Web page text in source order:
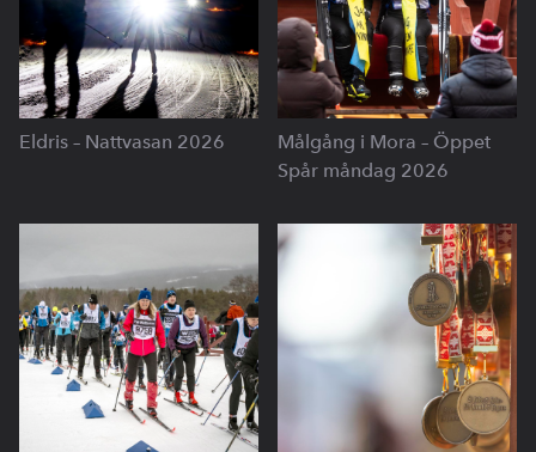
Eldris – Nattvasan 2026
Målgång i Mora – Öppet
Spår måndag 2026